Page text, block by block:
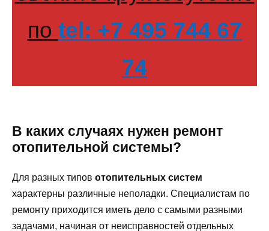
по tel: +7 495 744 67
74
В каких случаях нужен ремонт
отопительной системы?
Для разных типов отопительных систем
характерны различные неполадки. Специалистам по
ремонту приходится иметь дело с самыми разными
задачами, начиная от неисправностей отдельных